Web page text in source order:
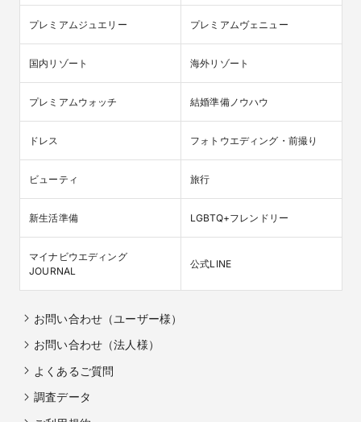
プレミアムジュエリー プレミアムヴェニュー
国内リゾート 海外リゾート
プレミアムウォッチ 結婚準備ノウハウ
ドレス フォトウエディング・前撮り
ビューティ 旅行
新生活準備 LGBTQ+フレンドリー
マイナビウエディング
JOURNAL
公式LINE
お問い合わせ（ユーザー様）
お問い合わせ（法人様）
よくあるご質問
調査データ